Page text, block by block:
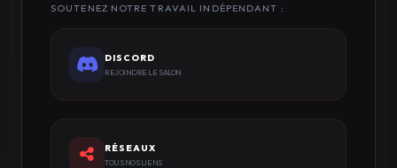
SOUTENEZ NOTRE TRAVAIL INDÉPENDANT :
DISCORD
REJOINDRE LE SALON
RÉSEAUX
TOUS NOS LIENS